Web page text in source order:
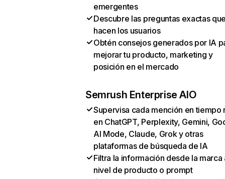
emergentes
Descubre las preguntas exactas
hacen los usuarios
Obtén consejos generados por IA
mejorar tu producto, marketing y
posición en el mercado
Semrush Enterprise AIO
Supervisa cada mención en tiempo
en ChatGPT, Perplexity, Gemini,
AI Mode, Claude, Grok y otras
plataformas de búsqueda de IA
Filtra la información desde la marca
nivel de producto o prompt